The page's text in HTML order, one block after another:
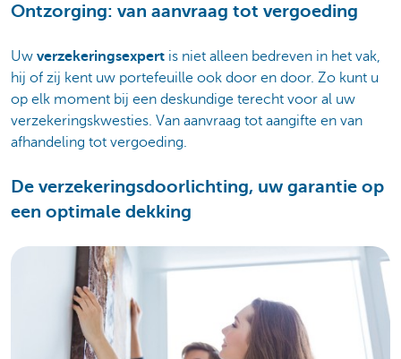
Ontzorging: van aanvraag tot vergoeding
Uw verzekeringsexpert is niet alleen bedreven in het vak,
hij of zij kent uw portefeuille ook door en door. Zo kunt u
op elk moment bij een deskundige terecht voor al uw
verzekeringskwesties. Van aanvraag tot aangifte en van
afhandeling tot vergoeding.
De verzekeringsdoorlichting, uw garantie op
een optimale dekking